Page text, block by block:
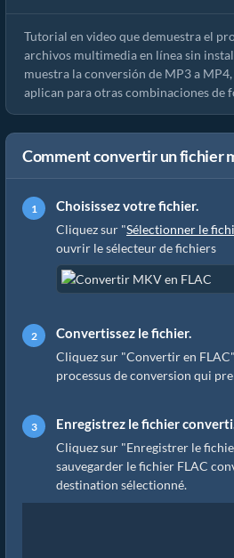
Tutorial en video que demuestra el
archivos multimedia en línea sin
muestra la conversión de MP3 a
aplican para otras combinaciones de
Comment convertir un fichier
Choisissez votre fichier.
Cliquez sur "Sélectionner le
ouvrir le sélecteur de fichiers
Convertissez le fichier.
Cliquez sur "Convertir en
processus de conversion qui
Enregistrez le fichier
Cliquez sur "Enregistrer le
sauvegarder le fichier FLAC
destination sélectionné.